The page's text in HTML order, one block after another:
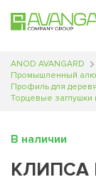
ANOD AVANGARD
Промышленный
Профиль для
Торцевые заглушки
В наличии
КЛИПСА